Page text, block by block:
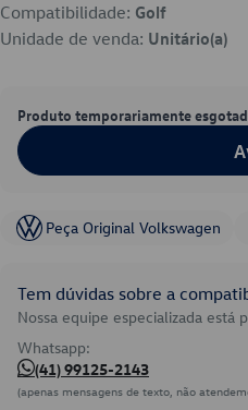
Compatibilidade: Golf
Unidade de venda: Unitário(a)
Produto temporariamente
Peça Original Volkswagen
Tem dúvidas sobre a
Nossa equipe especializada está
Whatsapp:
(41) 99125-2143
(apenas mensagens de texto, não